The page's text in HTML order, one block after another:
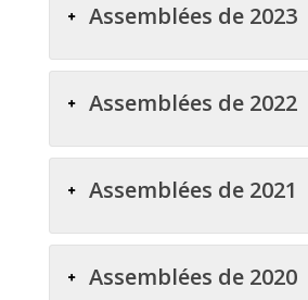
Assemblées de 2023
Assemblées de 2022
Assemblées de 2021
Assemblées de 2020